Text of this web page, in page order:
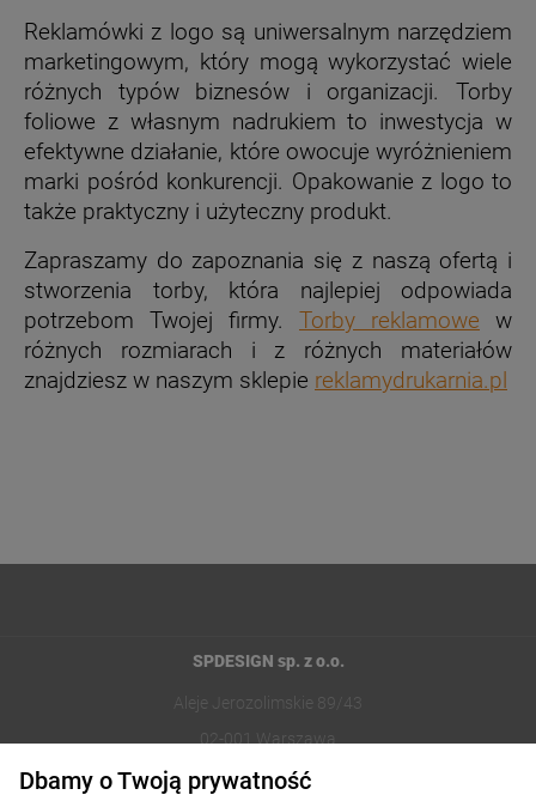
Reklamówki z logo są uniwersalnym narzędziem
marketingowym, który mogą wykorzystać wiele
różnych typów biznesów i organizacji. Torby
foliowe z własnym nadrukiem to inwestycja w
efektywne działanie, które owocuje wyróżnieniem
marki pośród konkurencji. Opakowanie z logo to
także praktyczny i użyteczny produkt.
Zapraszamy do zapoznania się z naszą ofertą i
stworzenia torby, która najlepiej odpowiada
potrzebom Twojej firmy. Torby reklamowe w
różnych rozmiarach i z różnych materiałów
znajdziesz w naszym sklepie reklamydrukarnia.pl
SPDESIGN sp. z o.o.
Aleje Jerozolimskie 89/43
02-001 Warszawa
Dbamy o Twoją prywatność